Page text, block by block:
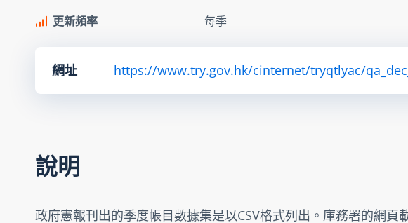
更新頻率 每季
網址 https://www.try.gov.hk/cinternet/tryqtlyac/
說明
政府憲報刊出的季度帳目數據集是以CSV格式列出。庫務署的網